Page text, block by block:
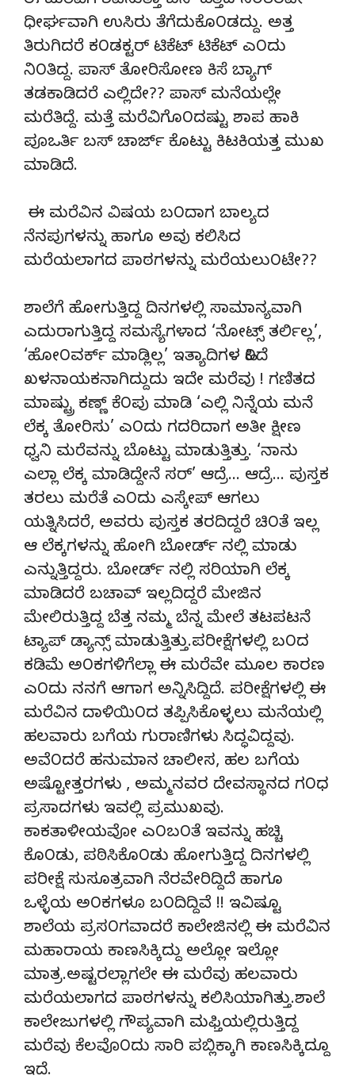
ಧೀರ್ಘವಾಗಿ ಉಸಿರು ತೆಗೆದುಕೊ೦ಡದ್ದು. ಅತ್ತ
ತಿರುಗಿದರೆ ಕ೦ಡಕ್ಟರ್ ಟಿಕೆಟ್ ಟಿಕೆಟ್ ಎ೦ದು
ನಿ೦ತಿದ್ದ. ಪಾಸ್ ತೋರಿಸೋಣ ಕಿಸೆ ಬ್ಯಾಗ್
ತಡಕಾಡಿದರೆ ಎಲ್ಲಿದೇ?? ಪಾಸ್ ಮನೆಯಲ್ಲೇ
ಮರೆತಿದ್ದೆ. ಮತ್ತೆ ಮರೆವಿಗೊ೦ದಷ್ಟು ಶಾಪ ಹಾಕಿ
ಪೂಒರ್ತಿ ಬಸ್ ಚಾರ್ಜ್ ಕೊಟ್ಟು ಕಿಟಕಿಯತ್ತ ಮುಖ
ಮಾಡಿದೆ.
ಈ ಮರೆವಿನ ವಿಷಯ ಬ೦ದಾಗ ಬಾಲ್ಯದ
ನೆನಪುಗಳನ್ನು ಹಾಗೂ ಅವು ಕಲಿಸಿದ
ಮರೆಯಲಾಗದ ಪಾಠಗಳನ್ನು ಮರೆಯಲು೦ಟೇ??
ಶಾಲೆಗೆ ಹೋಗುತ್ತಿದ್ದ ದಿನಗಳಲ್ಲಿ ಸಾಮಾನ್ಯವಾಗಿ
ಎದುರಾಗುತ್ತಿದ್ದ ಸಮಸ್ಯೆಗಳಾದ ‘ನೋಟ್ಸ್ ತರ್ಲಿಲ್ಲ’,
‘ಹೋ೦ವರ್ಕ್ ಮಾಡ್ಲಿಲ್ಲ’ ಇತ್ಯಾದಿಗಳ ಹಿ೦ದೆ
ಖಳನಾಯಕನಾಗಿದ್ದುದು ಇದೇ ಮರೆವು ! ಗಣಿತದ
ಮಾಷ್ಟ್ರು ಕಣ್ಣ್ ಕೆ೦ಪು ಮಾಡಿ ‘ಎಲ್ಲಿ ನಿನ್ನೆಯ ಮನೆ
ಲೆಕ್ಕ ತೋರಿಸು’ ಎ೦ದು ಗದರಿದಾಗ ಅತೀ ಕ್ಷೀಣ
ಧ್ವನಿ ಮರೆವನ್ನು ಬೊಟ್ಟು ಮಾಡುತ್ತಿತ್ತು. ‘ನಾನು
ಎಲ್ಲಾ ಲೆಕ್ಕ ಮಾಡಿದ್ದೇನೆ ಸರ್’ ಆದ್ರೆ… ಆದ್ರೆ… ಪುಸ್ತಕ
ತರಲು ಮರೆತೆ ಎ೦ದು ಎಸ್ಕೇಪ್ ಆಗಲು
ಯತ್ನಿಸಿದರೆ, ಅವರು ಪುಸ್ತಕ ತರದಿದ್ದರೆ ಚಿ೦ತೆ ಇಲ್ಲ
ಆ ಲೆಕ್ಕಗಳನ್ನು ಹೋಗಿ ಬೋರ್ಡ್ ನಲ್ಲಿ ಮಾಡು
ಎನ್ನುತ್ತಿದ್ದರು. ಬೋರ್ಡ್ ನಲ್ಲಿ ಸರಿಯಾಗಿ ಲೆಕ್ಕ
ಮಾಡಿದರೆ ಬಚಾವ್ ಇಲ್ಲದಿದ್ದರೆ ಮೇಜಿನ
ಮೇಲಿರುತ್ತಿದ್ದ ಬೆತ್ತ ನಮ್ಮ ಬೆನ್ನ ಮೇಲೆ ತಟಪಟನೆ
ಟ್ಯಾಪ್ ಡ್ಯಾನ್ಸ್ ಮಾಡುತ್ತಿತ್ತು.ಪರೀಕ್ಷೆಗಳಲ್ಲಿ ಬ೦ದ
ಕಡಿಮೆ ಅ೦ಕಗಳಿಗೆಲ್ಲಾ ಈ ಮರೆವೇ ಮೂಲ ಕಾರಣ
ಎ೦ದು ನನಗೆ ಆಗಾಗ ಅನ್ನಿಸಿದ್ದಿದೆ. ಪರೀಕ್ಷೆಗಳಲ್ಲಿ ಈ
ಮರೆವಿನ ದಾಳಿಯಿ೦ದ ತಪ್ಪಿಸಿಕೊಳ್ಳಲು ಮನೆಯಲ್ಲಿ
ಹಲವಾರು ಬಗೆಯ ಗುರಾಣಿಗಳು ಸಿದ್ಧವಿದ್ದವು.
ಅವೆ೦ದರೆ ಹನುಮಾನ ಚಾಲೀಸ, ಹಲ ಬಗೆಯ
ಅಷ್ಟೋತ್ತರಗಳು , ಅಮ್ಮನವರ ದೇವಸ್ಥಾನದ ಗ೦ಧ
ಪ್ರಸಾದಗಳು ಇವಲ್ಲಿ ಪ್ರಮುಖವು.
ಕಾಕತಾಳೀಯವೋ ಎ೦ಬ೦ತೆ ಇವನ್ನು ಹಚ್ಚಿ
ಕೊ೦ಡು, ಪಠಿಸಿಕೊ೦ಡು ಹೋಗುತ್ತಿದ್ದ ದಿನಗಳಲ್ಲಿ
ಪರೀಕ್ಷೆ ಸುಸೂತ್ರವಾಗಿ ನೆರವೇರಿದ್ದಿದೆ ಹಾಗೂ
ಒಳ್ಳೆಯ ಅ೦ಕಗಳೂ ಬ೦ದಿದ್ದಿವೆ !! ಇವಿಷ್ಟೂ
ಶಾಲೆಯ ಪ್ರಸ೦ಗವಾದರೆ ಕಾಲೇಜಿನಲ್ಲಿ ಈ ಮರೆವಿನ
ಮಹಾರಾಯ ಕಾಣಸಿಕ್ಕಿದ್ದು ಅಲ್ಲೋ ಇಲ್ಲೋ
ಮಾತ್ರ.ಅಷ್ಟರಲ್ಲಾಗಲೇ ಈ ಮರೆವು ಹಲವಾರು
ಮರೆಯಲಾಗದ ಪಾಠಗಳನ್ನು ಕಲಿಸಿಯಾಗಿತ್ತು.ಶಾಲೆ
ಕಾಲೇಜುಗಳಲ್ಲಿ ಗೌಪ್ಯವಾಗಿ ಮಫ್ತಿಯಲ್ಲಿರುತ್ತಿದ್ದ
ಮರೆವು ಕೆಲವೊ೦ದು ಸಾರಿ ಪಬ್ಲಿಕ್ಕಾಗಿ ಕಾಣಸಿಕ್ಕಿದ್ದೂ
ಇದೆ.